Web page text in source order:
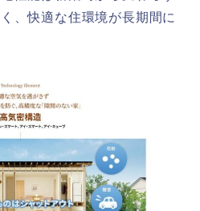
、快適な住環境が長期間に